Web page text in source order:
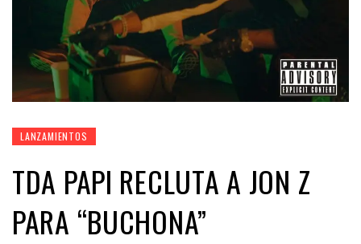
LANZAMIENTOS
TDA PAPI RECLUTA A JON Z
PARA “BUCHONA”